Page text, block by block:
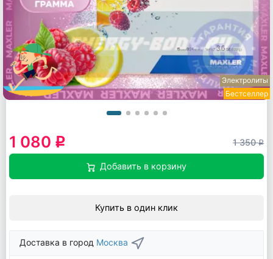
Электролиты
Бестселлер
1 080 q 1 350q
Добавить в корзину
Купить в один клик
Доставка в город Москва